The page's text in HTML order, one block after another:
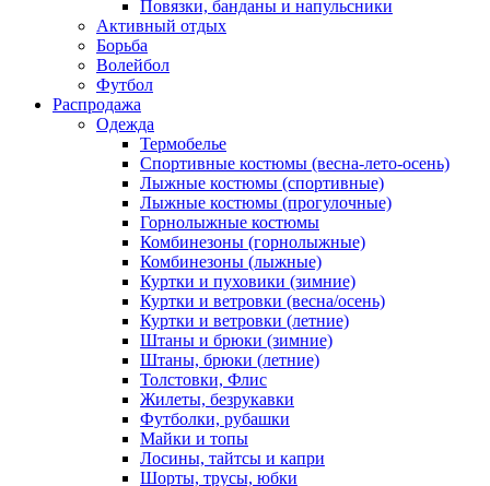
Повязки, банданы и напульсники
Активный отдых
Борьба
Волейбол
Футбол
Распродажа
Одежда
Термобелье
Спортивные костюмы (весна-лето-осень)
Лыжные костюмы (спортивные)
Лыжные костюмы (прогулочные)
Горнолыжные костюмы
Комбинезоны (горнолыжные)
Комбинезоны (лыжные)
Куртки и пуховики (зимние)
Куртки и ветровки (весна/осень)
Куртки и ветровки (летние)
Штаны и брюки (зимние)
Штаны, брюки (летние)
Толстовки, Флис
Жилеты, безрукавки
Футболки, рубашки
Майки и топы
Лосины, тайтсы и капри
Шорты, трусы, юбки